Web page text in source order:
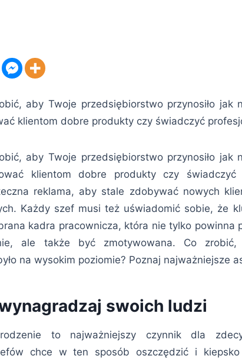
aby Twoje przedsiębiorstwo przynosiło jak
klientom dobre produkty czy świadczyć
aby Twoje przedsiębiorstwo przynosiło jak
klientom dobre produkty czy świadczyć
reklama, aby stale zdobywać nowych
Każdy szef musi też uświadomić sobie, że
kadra pracownicza, która nie tylko powinna
ale także być zmotywowana. Co zrobić,
na wysokim poziomie? Poznaj najważniejsze
swoich ludzi
to najważniejszy czynnik dla
chce w ten sposób oszczędzić i kiepsko